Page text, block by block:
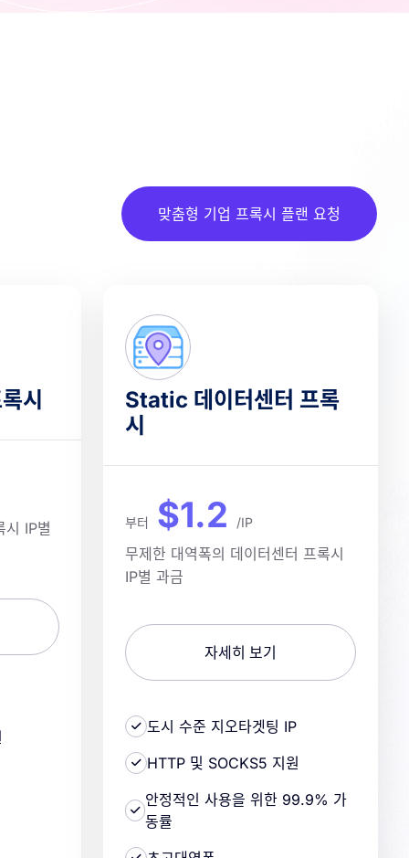
맞춤형 기업 프록시 플랜 요청
시
시 IP별
Static 데이터센터 프록
시
부터 $1.2 /IP
무제한 대역폭의 데이터센터 프록시
IP별 과금
자세히 보기
도시 수준 지오타겟팅 IP
HTTP 및 SOCKS5 지원
안정적인 사용을 위한 99.9% 가
동률